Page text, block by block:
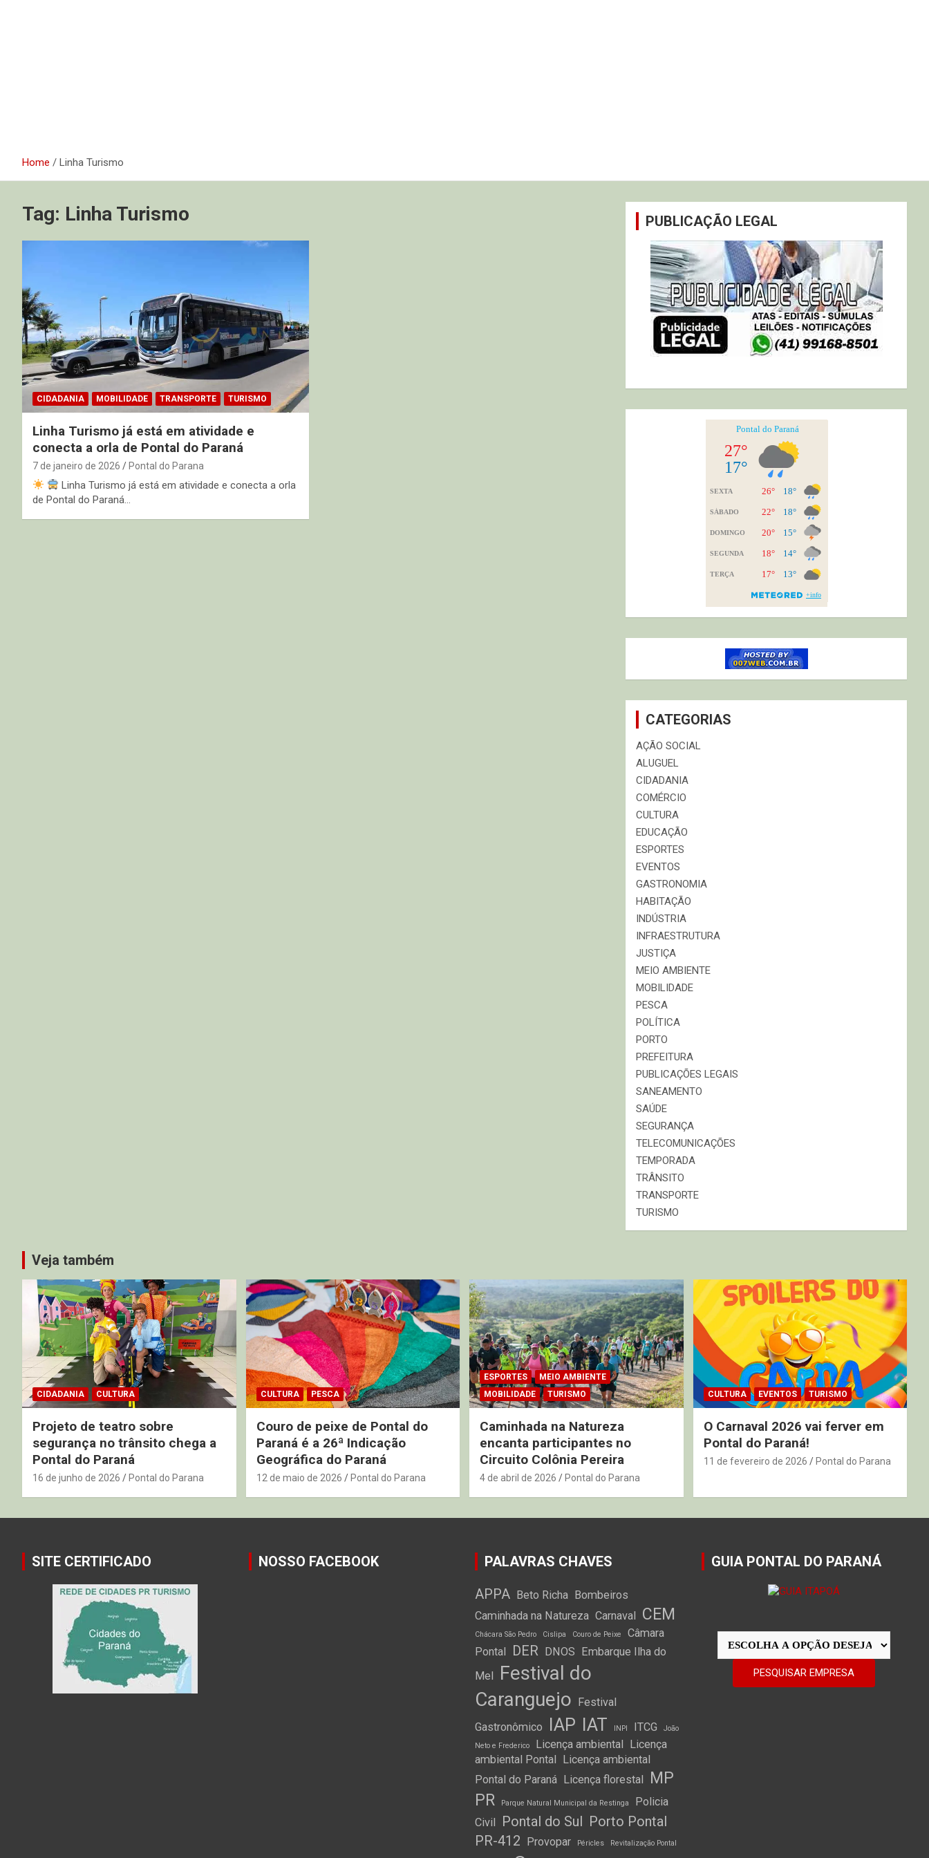
Home Linha Turismo
Tag: Linha Turismo
CIDADANIA MOBILIDADE TRANSPORTE TURISMO
Linha Turismo já está em atividade e
conecta a orla de Pontal do Paraná
7 de janeiro de 2026 Pontal do Parana
Linha Turismo já está em atividade e conecta a orla
de Pontal do Paraná…
PUBLICAÇÃO LEGAL
CATEGORIAS
AÇÃO SOCIAL
ALUGUEL
CIDADANIA
COMÉRCIO
CULTURA
EDUCAÇÃO
ESPORTES
EVENTOS
GASTRONOMIA
HABITAÇÃO
INDÚSTRIA
INFRAESTRUTURA
JUSTIÇA
MEIO AMBIENTE
MOBILIDADE
PESCA
POLÍTICA
PORTO
PREFEITURA
PUBLICAÇÕES LEGAIS
SANEAMENTO
SAÚDE
SEGURANÇA
TELECOMUNICAÇÕES
TEMPORADA
TRÂNSITO
TRANSPORTE
TURISMO
Veja também
CIDADANIA CULTURA
Projeto de teatro sobre
segurança no trânsito chega a
Pontal do Paraná
16 de junho de 2026 Pontal do Parana
CULTURA PESCA
Couro de peixe de Pontal do
Paraná é a 26ª Indicação
Geográfica do Paraná
12 de maio de 2026 Pontal do Parana
ESPORTES
MEIO AMBIENTE
MOBILIDADE
TURISMO
Caminhada na Natureza
encanta participantes no
Circuito Colônia Pereira
4 de abril de 2026 Pontal do Parana
CULTURA EVENTOS TURISMO
O Carnaval 2026 vai ferver em
Pontal do Paraná!
11 de fevereiro de 2026 Pontal do Parana
SITE CERTIFICADO NOSSO FACEBOOK
PALAVRAS CHAVES
APPA Beto Richa Bombeiros
Caminhada na Natureza Carnaval CEM
Chácara São Pedro Cislipa Couro de Peixe
Câmara
Pontal
DER DNOS Embarque Ilha do
Mel
Festival do
Caranguejo Festival
Gastronômico
IAP IAT INPI ITCG
João
Neto e Frederico
Licença ambiental Licença
ambiental Pontal Licença ambiental
Pontal do Paraná Licença florestal
MP
PR
Parque Natural Municipal da Restinga
Policia
Civil
Pontal do Sul Porto Pontal
PR-412 Provopar Péricles Revitalização Pontal
GUIA PONTAL DO PARANÁ